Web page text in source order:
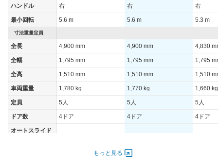
1015モード 11.2km/L 9.2km/L 8.6km/L
60km定地 - - -
ハンドル 右 右 右
最小回転 5.6 m 5.6 m 5.3 m
寸法重量定員
全長 4,900 mm 4,900 mm 4,830
全幅 1,795 mm 1,795 mm 1,795
全高 1,510 mm 1,510 mm 1,510
車両重量 1,780 kg 1,770 kg 1,660 kg
定員 5人 5人 5人
ドア数 4ドア 4ドア 4ドア
オートスライド
もっと見る